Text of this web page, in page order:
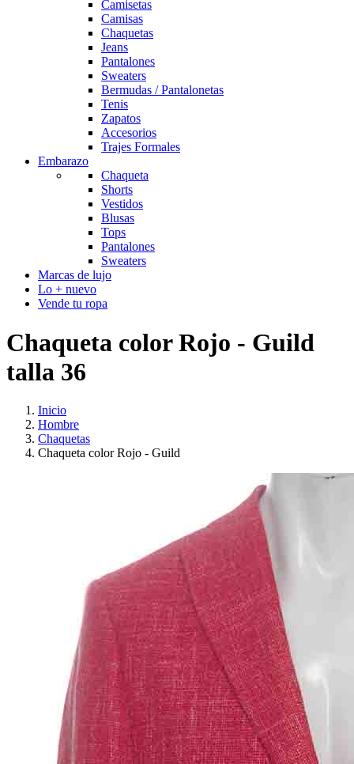
Camisetas
Camisas
Chaquetas
Jeans
Pantalones
Sweaters
Bermudas / Pantalonetas
Tenis
Zapatos
Accesorios
Trajes Formales
Embarazo
Chaqueta
Shorts
Vestidos
Blusas
Tops
Pantalones
Sweaters
Marcas de lujo
Lo + nuevo
Vende tu ropa
Chaqueta color Rojo - Guild
talla 36
Inicio
Hombre
Chaquetas
Chaqueta color Rojo - Guild